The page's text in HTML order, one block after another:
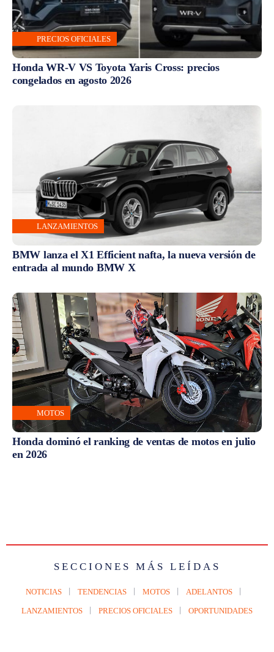
PRECIOS OFICIALES
Honda WR-V VS Toyota Yaris Cross: precios
congelados en agosto 2026
LANZAMIENTOS
BMW lanza el X1 Efficient nafta, la nueva versión de
entrada al mundo BMW X
MOTOS
Honda dominó el ranking de ventas de motos en julio
en 2026
SECCIONES MÁS LEÍDAS
NOTICIAS TENDENCIAS MOTOS ADELANTOS
LANZAMIENTOS PRECIOS OFICIALES OPORTUNIDADES